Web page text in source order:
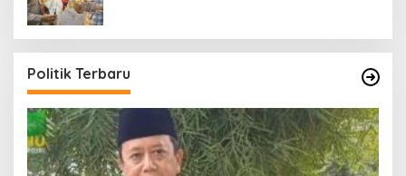
Politik Terbaru